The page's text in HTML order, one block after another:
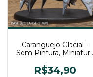
Caranguejo Glacial -
Sem Pintura, Miniatura
de Mesa
R$34,90